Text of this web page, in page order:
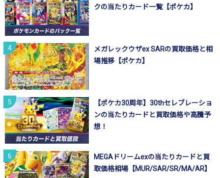
クの当たりカード一覧【ポケカ】
メガレックウザex SARの買取価格と相
場推移【ポケカ】
【ポケカ30周年】30thセレブレーショ
ンの当たりカードと買取価格や高騰予
想！
MEGAドリームexの当たりカードと買
取価格相場【MUR/SAR/SR/MA/AR】